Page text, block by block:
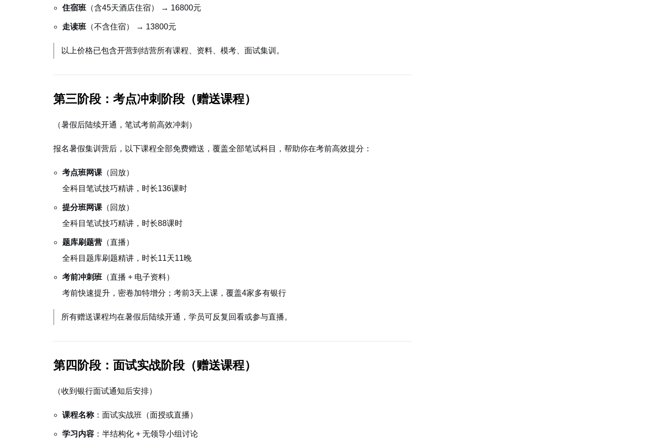
住宿班 （含45天酒店住宿） → 16800元
走读班 （不含住宿） → 13800元
以上价格已包含开营到结营所有课程、资料、模考、面试集训。
第三阶段：考点冲刺阶段（赠送课程）
（暑假后陆续开通，笔试考前高效冲刺）
报名暑假集训营后，以下课程全部免费赠送，覆盖全部笔试科目，帮助你在考前高效提分：
考点班网课 （回放）
全科目笔试技巧精讲，时长136课时
提分班网课 （回放）
全科目笔试技巧精讲，时长88课时
题库刷题营 （直播）
全科目题库刷题精讲，时长11天11晚
考前冲刺班 （直播 + 电子资料）
考前快速提升，密卷加特增分；考前3天上课，覆盖4家多有银行
所有赠送课程均在暑假后陆续开通，学员可反复回看或参与直播。
第四阶段：面试实战阶段（赠送课程）
（收到银行面试通知后安排）
课程名称：面试实战班（面授或直播）
学习内容 ：半结构化 + 无领导小组讨论